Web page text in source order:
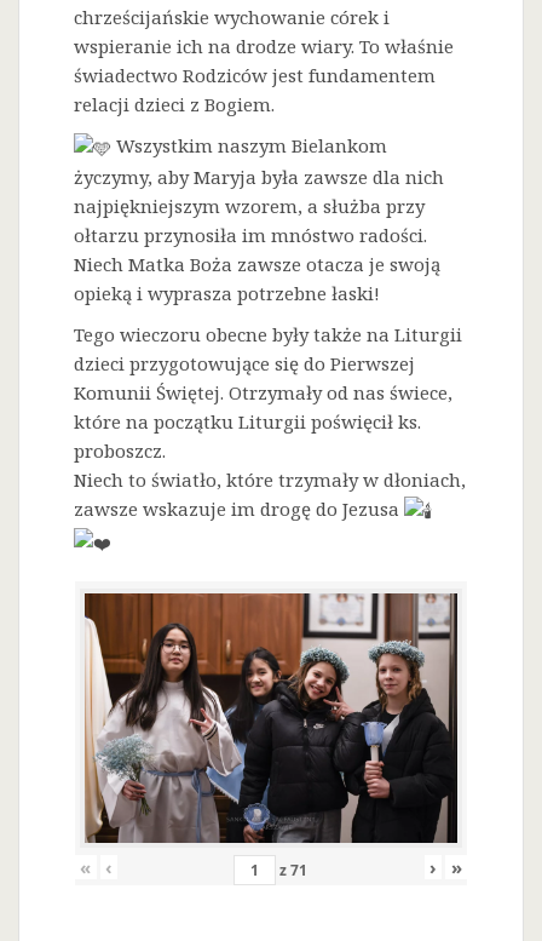
chrześcijańskie wychowanie córek i
wspieranie ich na drodze wiary. To właśnie
świadectwo Rodziców jest fundamentem
relacji dzieci z Bogiem.
Wszystkim naszym Bielankom
życzymy, aby Maryja była zawsze dla nich
najpiękniejszym wzorem, a służba przy
ołtarzu przynosiła im mnóstwo radości.
Niech Matka Boża zawsze otacza je swoją
opieką i wyprasza potrzebne łaski!
Tego wieczoru obecne były także na Liturgii
dzieci przygotowujące się do Pierwszej
Komunii Świętej. Otrzymały od nas świece,
które na początku Liturgii poświęcił ks.
proboszcz.
Niech to światło, które trzymały w dłoniach,
zawsze wskazuje im drogę do Jezusa
« ‹ z71 › »